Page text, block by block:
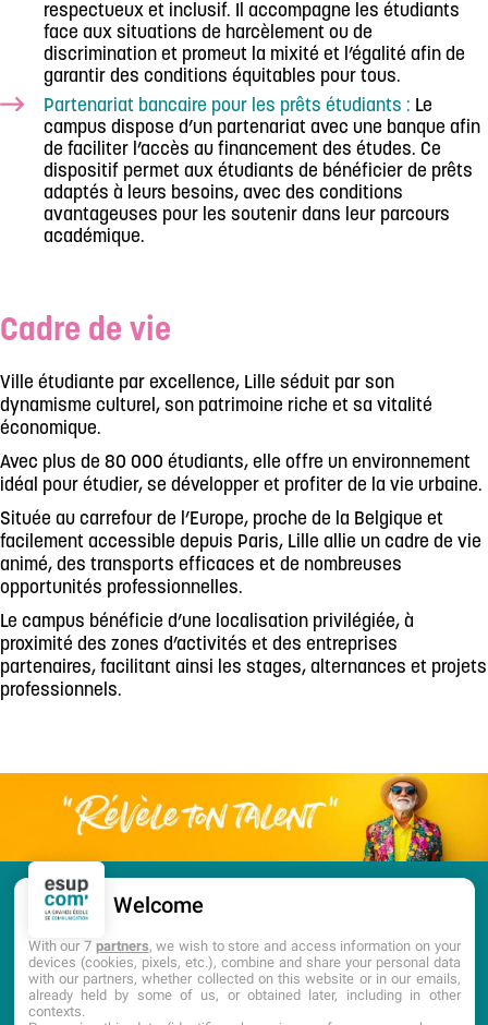
respectueux et inclusif. Il accompagne les étudiants
face aux situations de harcèlement ou de
discrimination et promeut la mixité et l’égalité afin de
garantir des conditions équitables pour tous.
Partenariat bancaire pour les prêts étudiants : Le
campus dispose d’un partenariat avec une banque afin
de faciliter l’accès au financement des études. Ce
dispositif permet aux étudiants de bénéficier de prêts
adaptés à leurs besoins, avec des conditions
avantageuses pour les soutenir dans leur parcours
académique.
Cadre de vie
Ville étudiante par excellence, Lille séduit par son
dynamisme culturel, son patrimoine riche et sa vitalité
économique.
Avec plus de 80 000 étudiants, elle offre un environnement
idéal pour étudier, se développer et profiter de la vie urbaine.
Située au carrefour de l’Europe, proche de la Belgique et
facilement accessible depuis Paris, Lille allie un cadre de vie
animé, des transports efficaces et de nombreuses
opportunités professionnelles.
Le campus bénéficie d’une localisation privilégiée, à
proximité des zones d’activités et des entreprises
partenaires, facilitant ainsi les stages, alternances et projets
professionnels.
CANDIDATURE PORTES OUVERTES
DOCUMENTATION
Welcome
With our 7 partners, we wish to store and access information on your
devices (cookies, pixels, etc.), combine and share your personal data
with our partners, whether collected on this website or in our emails,
already held by some of us, or obtained later, including in other
contexts.